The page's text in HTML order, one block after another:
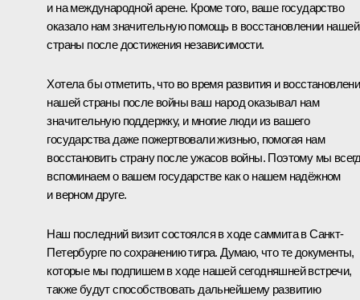
и на международной арене. Кроме того, ваше государство
оказало нам значительную помощь в восстановлении нашей
страны после достижения независимости.
Хотела бы отметить, что во время развития и
нашей страны после войны ваш народ оказывал нам
значительную поддержку, и многие люди из вашего
государства даже пожертвовали жизнью, помогая нам
восстановить страну после ужасов войны. Поэтому мы
вспоминаем о вашем государстве как о нашем надёжном
и верном друге.
Наш последний визит состоялся в ходе саммита в Санкт-
Петербурге по сохранению тигра. Думаю, что те документы,
которые мы подпишем в ходе нашей сегодняшней встречи,
также будут способствовать дальнейшему развитию